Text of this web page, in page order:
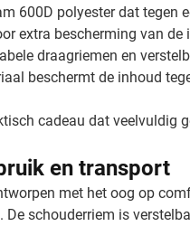
600D polyester dat tegen
extra bescherming van de
draagriemen en
beschermt de inhoud
cadeau dat veelvuldig
en transport
met het oog op
De schouderriem is